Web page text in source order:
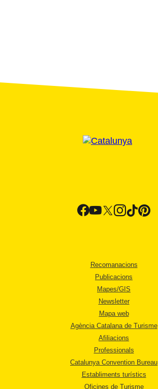
Recomanacions
Publicacions
Mapes/GIS
Newsletter
Mapa web
Agència Catalana de Turisme
Afiliacions
Professionals
Catalunya Convention Bureau
Establiments turístics
Oficines de Turisme